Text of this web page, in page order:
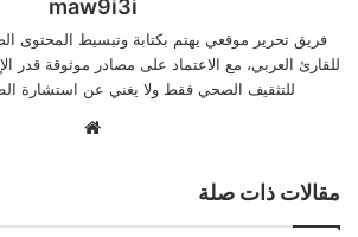
maw9i3i
فريق تحرير موقعي يهتم بكتابة وتبسيط المحتوى
للقارئ العربي، مع الاعتماد على مصادر موثوقة قدر
للتثقيف الصحي فقط ولا يغني عن استشارة
مقالات ذات صلة